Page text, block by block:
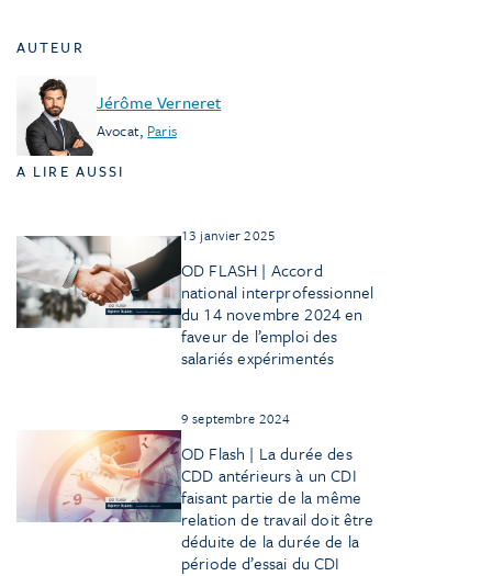
AUTEUR
Jérôme Verneret
Avocat, Paris
A LIRE AUSSI
13 janvier 2025
OD FLASH | Accord
national interprofessionnel
du 14 novembre 2024 en
faveur de l’emploi des
salariés expérimentés
9 septembre 2024
OD Flash | La durée des
CDD antérieurs à un CDI
faisant partie de la même
relation de travail doit être
déduite de la durée de la
période d’essai du CDI